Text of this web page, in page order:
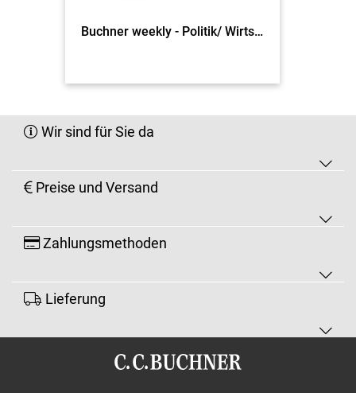
Buchner weekly - Politik/ Wirtschaft
Wir sind für Sie da
Preise und Versand
Zahlungsmethoden
Lieferung